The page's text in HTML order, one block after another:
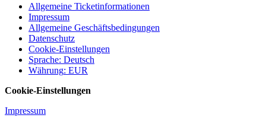
Allgemeine Ticketinformationen
Impressum
Allgemeine Geschäftsbedingungen
Datenschutz
Cookie-Einstellungen
Sprache: Deutsch
Währung: EUR
Cookie-Einstellungen
Impressum